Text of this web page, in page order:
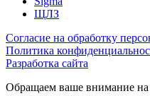
ЩЛЗ
Согласие на обработку
Политика
Разработка сайта
Обращаем ваше внимание на